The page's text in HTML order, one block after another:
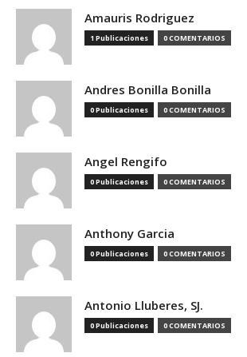
Amauris Rodriguez
1 Publicaciones 0 COMENTARIOS
Andres Bonilla Bonilla
0 Publicaciones 0 COMENTARIOS
Angel Rengifo
0 Publicaciones 0 COMENTARIOS
Anthony Garcia
0 Publicaciones 0 COMENTARIOS
Antonio Lluberes, SJ.
0 Publicaciones 0 COMENTARIOS